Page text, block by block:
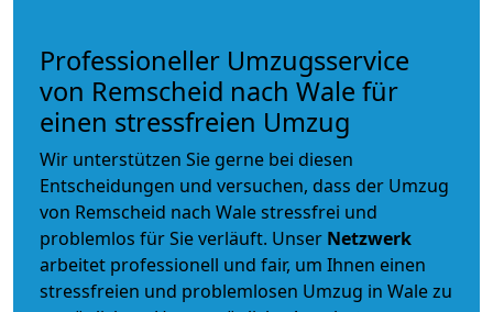
Professioneller Umzugsservice
von Remscheid nach Wale für
einen stressfreien Umzug
Wir unterstützen Sie gerne bei diesen
Entscheidungen und versuchen, dass der Umzug
von Remscheid nach Wale stressfrei und
problemlos für Sie verläuft. Unser Netzwerk
arbeitet professionell und fair, um Ihnen einen
stressfreien und problemlosen Umzug in Wale zu